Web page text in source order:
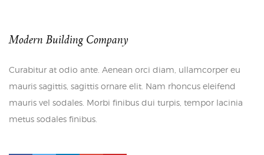
Modern Building Company
Curabitur at odio ante. Aenean orci diam, ullamcorper eu
mauris sagittis, sagittis ornare elit. Nam rhoncus eleifend
mauris vel sodales. Morbi finibus dui turpis, tempor lacinia
metus sodales finibus.